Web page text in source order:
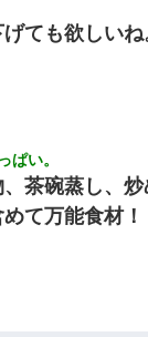
ｗｗｗｗｗ
麗な新人さんに職
！？」→ 突然、突
ても欲しいね
ぱい。
茶碗蒸し、炒
て万能食材！